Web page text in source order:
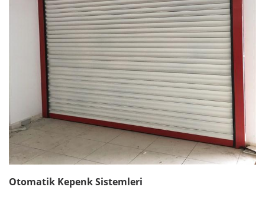
Otomatik Kepenk Sistemleri